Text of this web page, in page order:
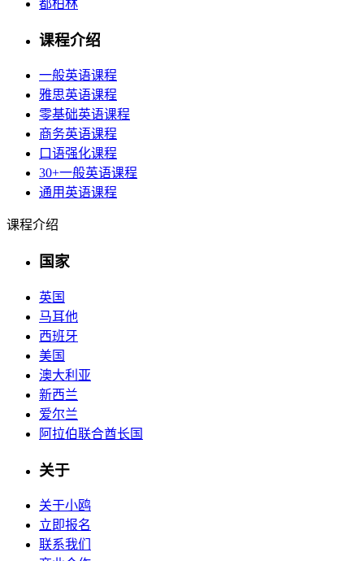
都柏林
课程介绍
一般英语课程
雅思英语课程
零基础英语课程
商务英语课程
口语强化课程
30+一般英语课程
通用英语课程
课程介绍
国家
英国
马耳他
西班牙
美国
澳大利亚
新西兰
爱尔兰
阿拉伯联合酋长国
关于
关于小鸥
立即报名
联系我们